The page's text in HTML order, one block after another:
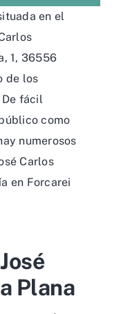
en el
1, 36556
de los
fácil
como
numerosos
Carlos
en Forcarei
Plana